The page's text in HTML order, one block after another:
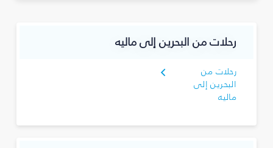
رحلات من البحرين إلى ماليه
رحلات من
البحرين إلى
ماليه